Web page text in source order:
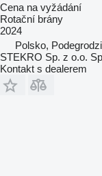
Cena na vyžádání
Rotační brány
2024
Polsko,
STEKRO Sp. z o.o.
Kontakt s dealerem